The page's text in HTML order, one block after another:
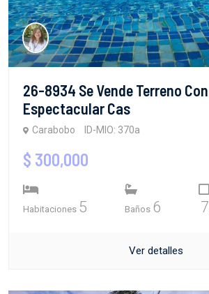
26-8934 Se Vende Terreno Con
Espectacular Cas
Carabobo ID-MIO: 370a
$ 300,000
Habitaciones 5 Baños 6
Ver detalles